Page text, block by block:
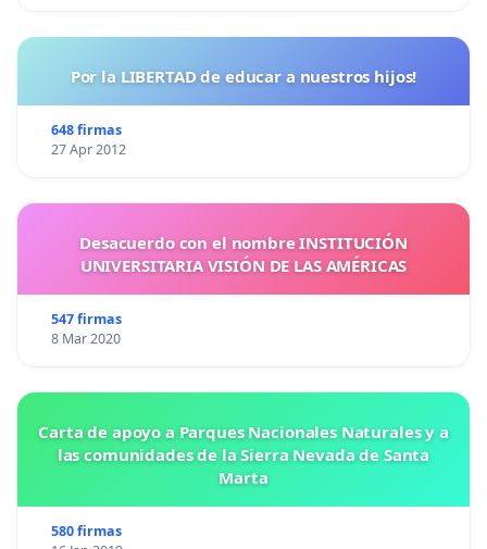
Por la LIBERTAD de educar a nuestros hijos!
648 firmas
27 Apr 2012
Desacuerdo con el nombre INSTITUCIÓN
UNIVERSITARIA VISIÓN DE LAS AMÉRICAS
547 firmas
8 Mar 2020
Carta de apoyo a Parques Nacionales Naturales y a
las comunidades de la Sierra Nevada de Santa
Marta
580 firmas